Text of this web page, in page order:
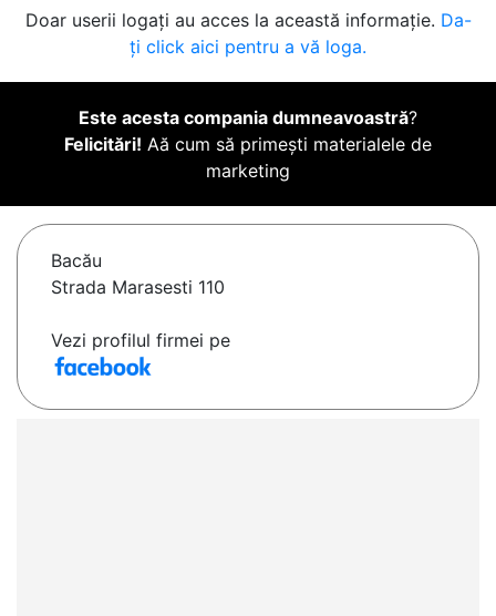
Doar userii logați au acces la această informație. Da-
ți click aici pentru a vă loga.
Este acesta compania dumneavoastră?
Felicitări! Aă cum să primești materialele de
marketing
Bacău
Strada Marasesti 110
Vezi profilul firmei pe